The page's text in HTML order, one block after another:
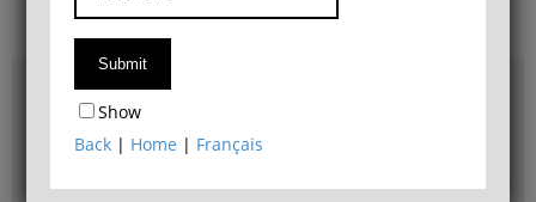
Access & maps
Philosophy Department Library
Show
Back | Home | Français